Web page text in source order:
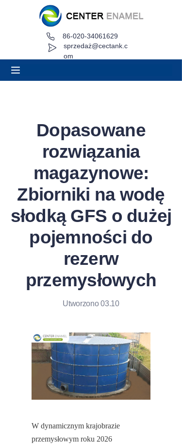
sprzedaż@cectank.c
om
86-020-34061629
Dopasowane
rozwiązania
magazynowe:
Zbiorniki na wodę
słodką GFS o dużej
pojemności do
rezerw
przemysłowych
Utworzono 03.10
W dynamicznym krajobrazie
przemysłowym roku 2026
O
Przypadek projektu
Aktualności
Kontakt